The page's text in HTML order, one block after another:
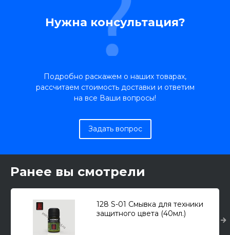
Нужна консультация?
Подробно раскажем о наших товарах,
рассчитаем стоимость доставки и ответим
на все Ваши вопросы!
Задать вопрос
Ранее вы смотрели
128 S-01 Смывка для техники
защитного цвета (40мл.)